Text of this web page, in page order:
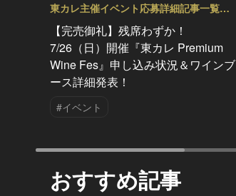
東カレ主催イベント応募詳細記事一覧
Vol.93
【完売御礼】残席わずか！
7/26（日）開催『東カレ Premium
Wine Fes』申し込み状況＆ワインブ
ース詳細発表！
#イベント
おすすめ記事